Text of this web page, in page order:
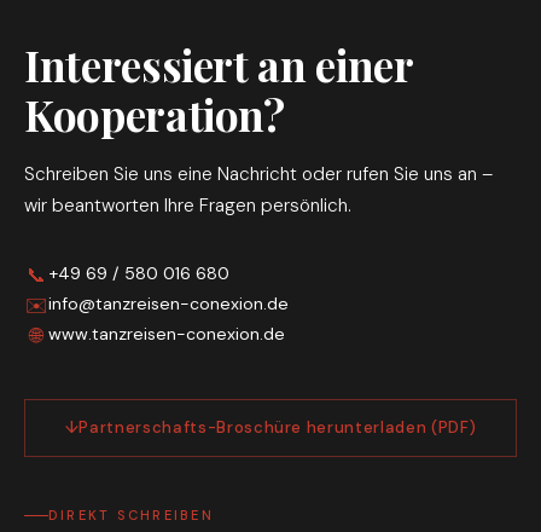
Interessiert an einer
Kooperation?
Schreiben Sie uns eine Nachricht oder rufen Sie uns an –
wir beantworten Ihre Fragen persönlich.
📞 +49 69 / 580 016 680
✉️info@tanzreisen-conexion.de
🌐 www.tanzreisen-conexion.de
Partnerschafts-Broschüre herunterladen (PDF)
DIREKT SCHREIBEN